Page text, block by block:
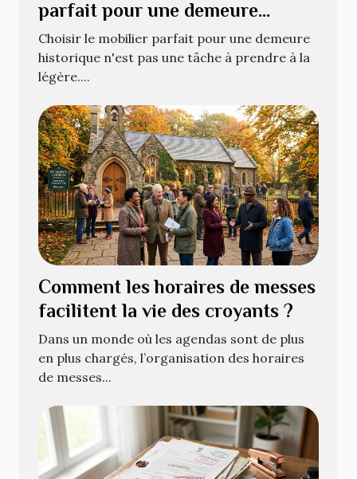
parfait pour une demeure
historique ?
Choisir le mobilier parfait pour une demeure
historique n'est pas une tâche à prendre à la
légère....
Comment les horaires de messes
facilitent la vie des croyants ?
Dans un monde où les agendas sont de plus
en plus chargés, l’organisation des horaires
de messes...